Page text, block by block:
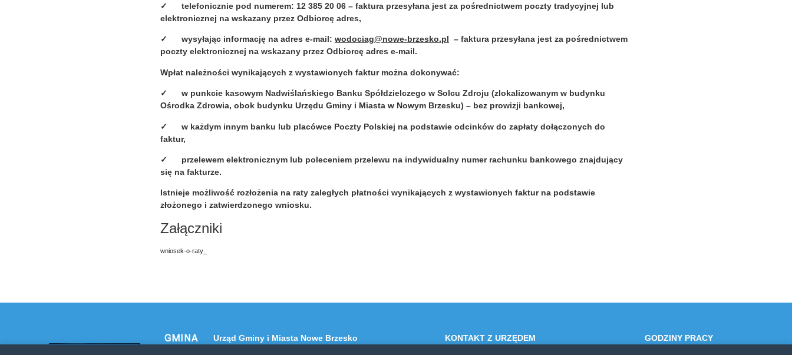
✓ telefonicznie pod numerem: 12 385 20 06 – faktura przesyłana jest za pośrednictwem poczty tradycyjnej lub
elektronicznej na wskazany przez Odbiorcę adres,
✓ wysyłając informację na adres e-mail: wodociag@nowe-brzesko.pl – faktura przesyłana jest za pośrednictwem
poczty elektronicznej na wskazany przez Odbiorcę adres e-mail.
Wpłat należności wynikających z wystawionych faktur można dokonywać:
✓ w punkcie kasowym Nadwiślańskiego Banku Spółdzielczego w Solcu Zdroju (zlokalizowanym w budynku
Ośrodka Zdrowia, obok budynku Urzędu Gminy i Miasta w Nowym Brzesku) – bez prowizji bankowej,
✓ w każdym innym banku lub placówce Poczty Polskiej na podstawie odcinków do zapłaty dołączonych do
faktur,
✓ przelewem elektronicznym lub poleceniem przelewu na indywidualny numer rachunku bankowego znajdujący
się na fakturze.
Istnieje możliwość rozłożenia na raty zaległych płatności wynikających z wystawionych faktur na podstawie
złożonego i zatwierdzonego wniosku.
Załączniki
wniosek-o-raty_
GMINA
Urząd Gminy i Miasta Nowe Brzesko
KONTAKT Z URZĘDEM GODZINY PRACY